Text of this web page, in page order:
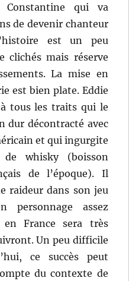
Constantine qui va
de devenir chanteur
est un peu
clichés mais réserve
La mise en
est bien plate. Eddie
tous les traits qui le
dur décontracté avec
et qui ingurgite
whisky (boisson
de l’époque). Il
raideur dans son jeu
personnage assez
en France sera très
Un peu difficile
ce succès peut
du contexte de